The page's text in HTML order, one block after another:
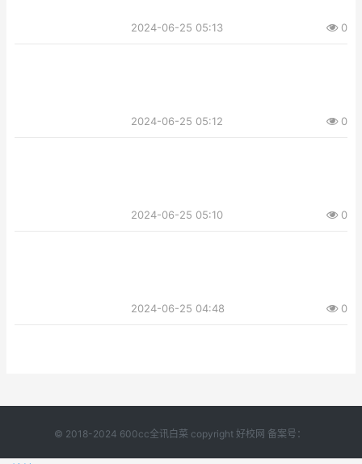
2024-06-25 05:13 0
2024-06-25 05:12 0
2024-06-25 05:10 0
2024-06-25 04:48 0
© 2018-2024 600cc全讯白菜 copyright 好校网 备案号：